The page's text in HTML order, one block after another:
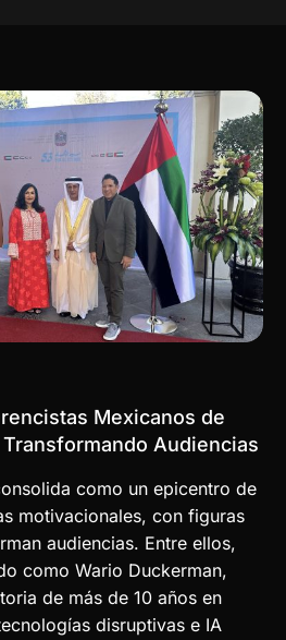
Mexicanos de
Audiencias
como un epicentro de
motivacionales, con figuras
audiencias. Entre ellos,
como Wario Duckerman,
de más de 10 años en
disruptivas e IA